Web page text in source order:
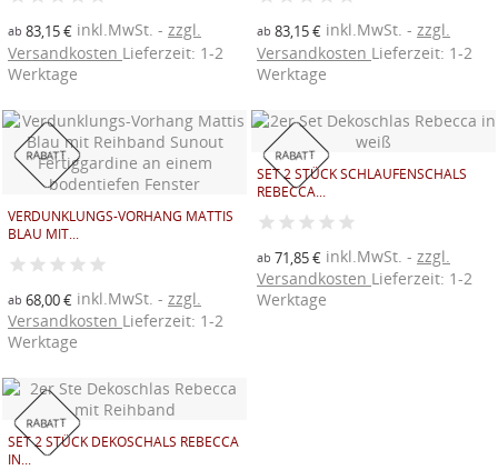
ab 83,15 € inkl.MwSt.
zzgl.
Versandkosten Lieferzeit: 1-2
Werktage
ab 83,15 € inkl.MwSt.
zzgl.
Versandkosten Lieferzeit: 1-2
Werktage
RABATT
VERDUNKLUNGS-VORHANG MATTIS
BLAU MIT...
ab 68,00 € inkl.MwSt.
zzgl.
Versandkosten Lieferzeit: 1-2
Werktage
RABATT
SET 2 STÜCK SCHLAUFENSCHALS
REBECCA...
ab 71,85 € inkl.MwSt.
zzgl.
Versandkosten Lieferzeit: 1-2
Werktage
RABATT
SET 2 STÜCK DEKOSCHALS REBECCA
IN...